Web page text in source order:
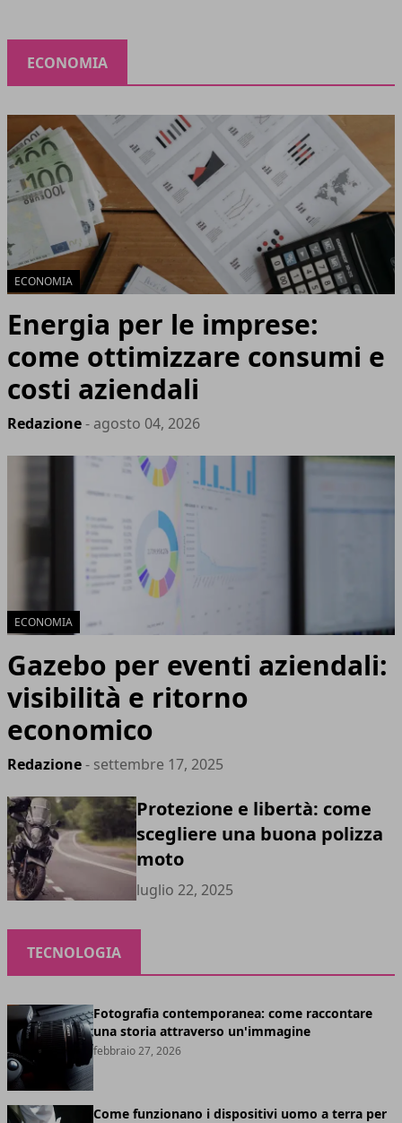
ECONOMIA
ECONOMIA
Energia per le imprese:
come ottimizzare consumi e
costi aziendali
Redazione- agosto 04, 2026
ECONOMIA
Gazebo per eventi aziendali:
visibilità e ritorno
economico
Redazione- settembre 17, 2025
Protezione e libertà: come
scegliere una buona polizza
moto
luglio 22, 2025
TECNOLOGIA
Fotografia contemporanea: come raccontare
una storia attraverso un'immagine
febbraio 27, 2026
Come funzionano i dispositivi uomo a terra per